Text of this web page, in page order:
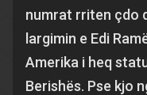
numrat rriten çdo
largimin e Edi
Amerika i heq
Berishës. Pse kjo